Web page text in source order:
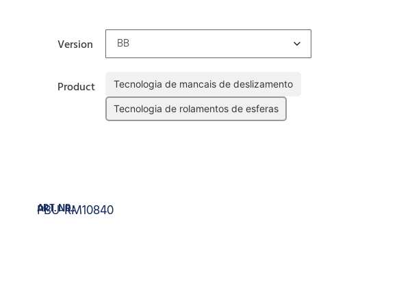
Version
Product Tecnologia de mancais de deslizamento
Tecnologia de rolamentos de esferas
ART. NR.:
PBU-RM10840